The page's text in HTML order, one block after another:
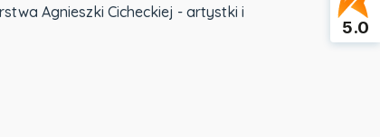
Agnieszki Cicheckiej - artystki i
5.0